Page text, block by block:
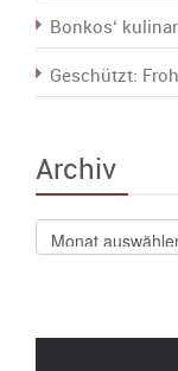
Bonkos‘
Geschützt:
Archiv
Archiv